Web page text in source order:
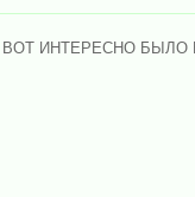
ВОТ ИНТЕРЕСНО БЫЛО